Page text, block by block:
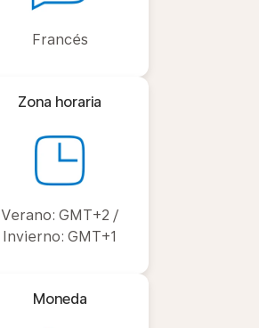
Francés
Zona horaria
Verano: GMT+2 /
Invierno: GMT+1
Moneda